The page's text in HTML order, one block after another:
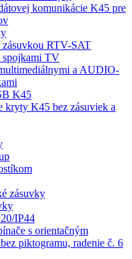
komunikácie K45 pre
RTV-SAT
TV
a AUDIO-
K45
kryty K45 bez zásuviek a
zásuvky
IP44
s orientačným
piktogramu, radenie č. 6